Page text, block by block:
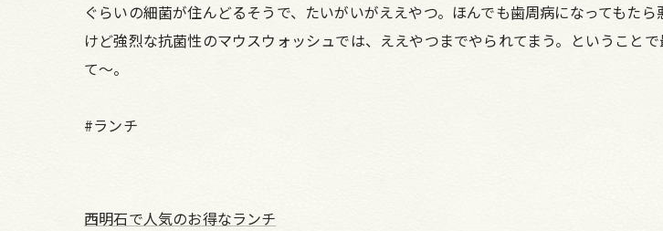
ぐらいの細菌が住んどるそうで、たいがいがええやつ。ほんでも歯周病になってもた
けど強烈な抗菌性のマウスウォッシュでは、ええやつまでやられてまう。ということ
て～。
#ランチ
西明石で人気のお得なランチ